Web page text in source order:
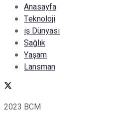
Anasayfa
Teknoloji
iş Dünyası
Sağlık
Yaşam
Lansman
2023 BCM